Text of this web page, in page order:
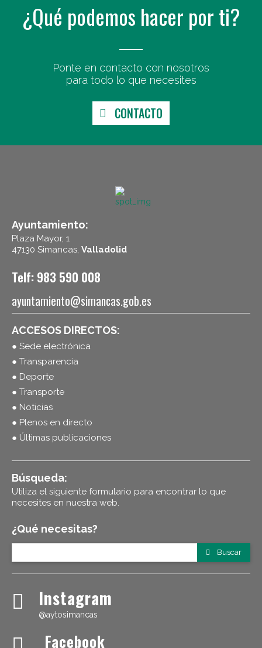
¿Qué podemos hacer por ti?
Ponte en contacto con nosotros
para todo lo que necesites
CONTACTO
Ayuntamiento:
Plaza Mayor, 1
47130 Simancas, Valladolid
Telf: 983 590 008
ayuntamiento@simancas.gob.es
ACCESOS DIRECTOS:
● Sede electrónica
● Transparencia
● Deporte
● Transporte
● Noticias
● Plenos en directo
● Últimas publicaciones
Búsqueda:
Utiliza el siguiente formulario para encontrar lo que
necesites en nuestra web.
¿Qué necesitas?
Buscar
Instagram
@aytosimancas
Facebook